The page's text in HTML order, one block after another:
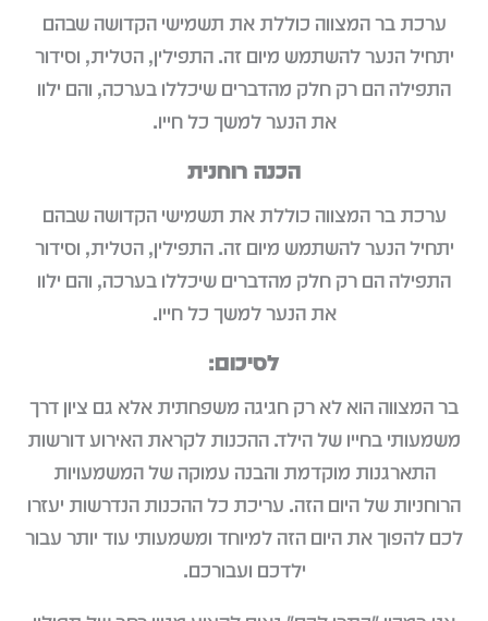
ערכת בר המצווה כוללת את תשמישי הקדושה שבהם
יתחיל הנער להשתמש מיום זה. התפילין, הטלית, וסידור
התפילה הם רק חלק מהדברים שיכללו בערכה, והם ילוו
את הנער למשך כל חייו.
הכנה רוחנית
ערכת בר המצווה כוללת את תשמישי הקדושה שבהם
יתחיל הנער להשתמש מיום זה. התפילין, הטלית, וסידור
התפילה הם רק חלק מהדברים שיכללו בערכה, והם ילוו
את הנער למשך כל חייו.
לסיכום:
בר המצווה הוא לא רק חגיגה משפחתית אלא גם ציון דרך
משמעותי בחייו של הילד. ההכנות לקראת האירוע דורשות
התארגנות מוקדמת והבנה עמוקה של המשמעויות
הרוחניות של היום הזה. עריכת כל ההכנות הנדרשות יעזרו
לכם להפוך את היום הזה למיוחד ומשמעותי עוד יותר עבור
ילדכם ועבורכם.